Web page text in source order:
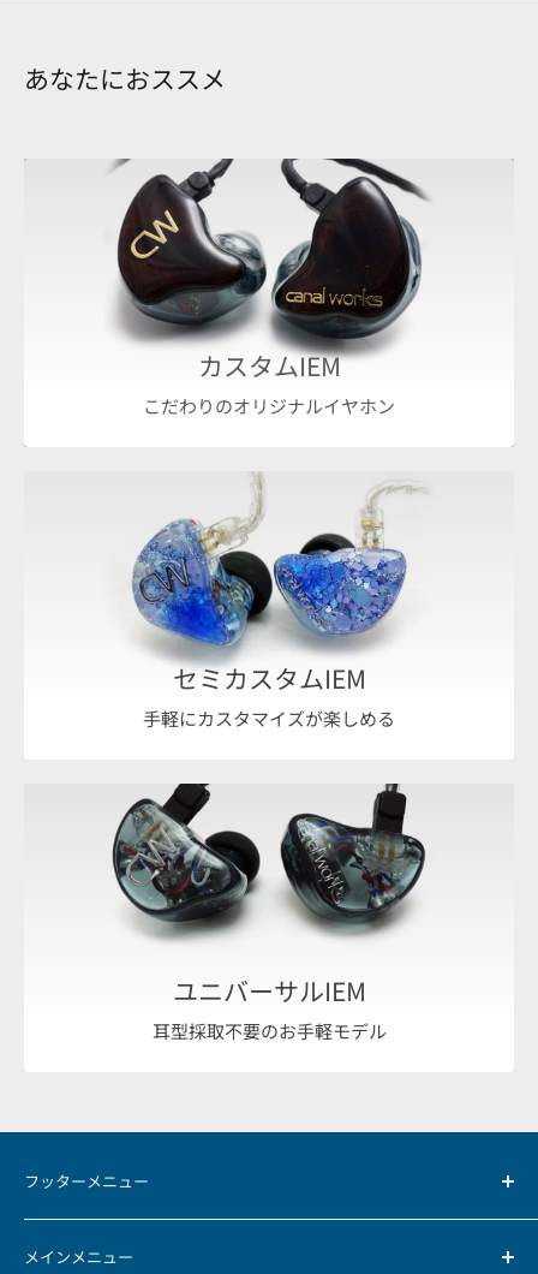
あなたにおススメ
カスタムIEM
こだわりのオリジナルイヤホン
セミカスタムIEM
手軽にカスタマイズが楽しめる
ユニバーサルIEM
耳型採取不要のお手軽モデル
フッターメニュー
お支払方法について
返品・返金ポリシー
メインメニュー